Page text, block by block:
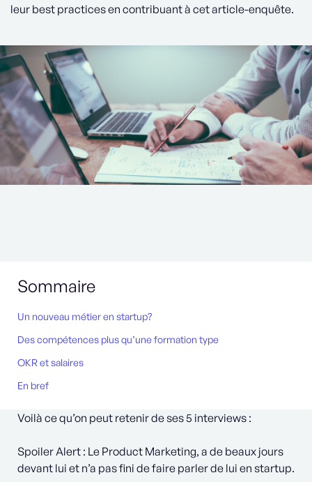
leur best practices en contribuant à cet article-enquête.
Sommaire
Un nouveau métier en startup? ‍
Des compétences plus qu’une formation type
OKR et salaires
En bref
Voilà ce qu’on peut retenir de ses 5 interviews :
Spoiler Alert : Le Product Marketing, a de beaux jours
devant lui et n’a pas fini de faire parler de lui en startup.